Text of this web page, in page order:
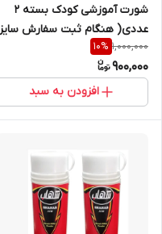
شورت آموزشی کودک بسته 2
عددی( هنگام ثبت سفارش سایز
دلخواه به پشتیبان سایت اعلام
شود)
1,000,000
10%
900,000
افزودن به سبد